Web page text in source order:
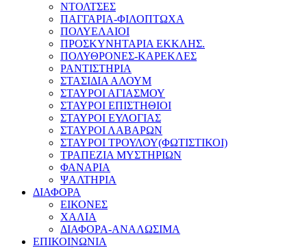
ΝΤΟΛΤΣΕΣ
ΠΑΓΓΑΡΙΑ-ΦΙΛΟΠΤΩΧΑ
ΠΟΛΥΕΛΑΙΟΙ
ΠΡΟΣΚΥΝΗΤΑΡΙΑ ΕΚΚΛΗΣ.
ΠΟΛΥΘΡΟΝΕΣ-ΚΑΡΕΚΛΕΣ
ΡΑΝΤΙΣΤΗΡΙΑ
ΣΤΑΣΙΔΙΑ ΑΛΟΥΜ
ΣΤΑΥΡΟΙ ΑΓΙΑΣΜΟΥ
ΣΤΑΥΡΟΙ ΕΠΙΣΤΗΘΙΟΙ
ΣΤΑΥΡΟΙ ΕΥΛΟΓΙΑΣ
ΣΤΑΥΡΟΙ ΛΑΒΑΡΩΝ
ΣΤΑΥΡΟΙ ΤΡΟΥΛΟΥ(ΦΩΤΙΣΤΙΚΟΙ)
ΤΡΑΠΕΖΙΑ ΜΥΣΤΗΡΙΩΝ
ΦΑΝΑΡΙΑ
ΨΑΛΤΗΡΙΑ
ΔΙΑΦΟΡΑ
ΕΙΚΟΝΕΣ
ΧΑΛΙΑ
ΔΙΑΦΟΡΑ-ΑΝΑΛΩΣΙΜΑ
ΕΠΙΚΟΙΝΩΝΙΑ